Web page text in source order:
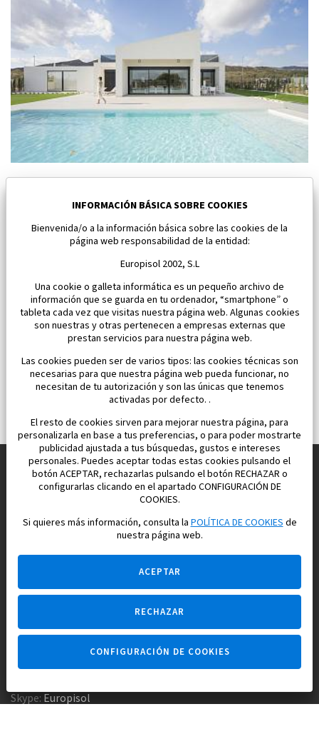
Baños y Mendigo
Dormitorios:4 Área:195 M2
964 000 €
Construimos y vendemos propiedades
para su vida feliz en España
Agencia inmobiliaria +34 647 173 382
Empresa constructora +34 607 961 116
Skype: Europisol
INFORMACIÓN BÁSICA SOBRE COOKIES
Bienvenida/o a la información básica sobre las cookies de la
página web responsabilidad de la entidad:
Europisol 2002, S.L
Una cookie o galleta informática es un pequeño archivo de
información que se guarda en tu ordenador, “smartphone” o
tableta cada vez que visitas nuestra página web. Algunas cookies
son nuestras y otras pertenecen a empresas externas que
prestan servicios para nuestra página web.
Las cookies pueden ser de varios tipos: las cookies técnicas son
necesarias para que nuestra página web pueda funcionar, no
necesitan de tu autorización y son las únicas que tenemos
activadas por defecto. .
El resto de cookies sirven para mejorar nuestra página, para
personalizarla en base a tus preferencias, o para poder mostrarte
publicidad ajustada a tus búsquedas, gustos e intereses
personales. Puedes aceptar todas estas cookies pulsando el
botón ACEPTAR, rechazarlas pulsando el botón RECHAZAR o
configurarlas clicando en el apartado CONFIGURACIÓN DE
COOKIES.
Si quieres más información, consulta laPOLÍTICA DE COOKIESde
nuestra página web.
ACEPTAR
RECHAZAR
CONFIGURACIÓN DE COOKIES